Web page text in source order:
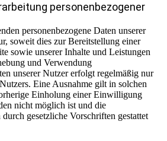
personenbezogener
personenbezogene Daten unserer
soweit dies zur Bereitstellung einer
sowie unserer Inhalte und Leistungen
und Verwendung
unserer Nutzer erfolgt regelmäßig nur
Eine Ausnahme gilt in solchen
Einholung einer Einwilligung
nicht möglich ist und die
gesetzliche Vorschriften gestattet